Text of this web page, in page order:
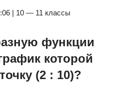
| 10 — 11 классы
функции
которой
(2 : 10)?